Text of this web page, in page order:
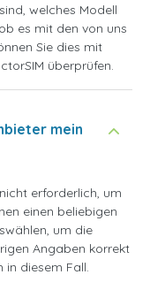
welches Modell
es mit den von uns
Sie dies mit
überprüfen.
mein
erforderlich, um
einen beliebigen
um die
Angaben korrekt
in diesem Fall.